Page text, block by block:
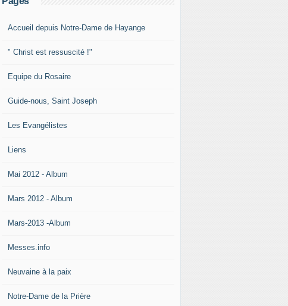
Accueil depuis Notre-Dame de Hayange
" Christ est ressuscité !"
Equipe du Rosaire
Guide-nous, Saint Joseph
Les Evangélistes
Liens
Mai 2012 - Album
Mars 2012 - Album
Mars-2013 -Album
Messes.info
Neuvaine à la paix
Notre-Dame de la Prière